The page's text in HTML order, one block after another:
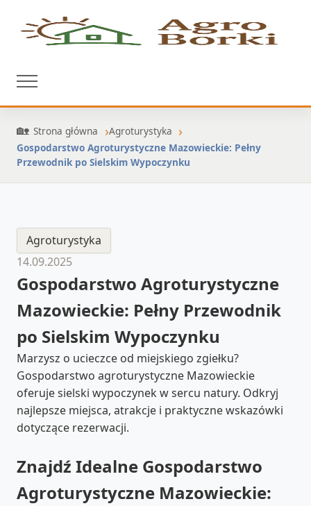
Strona główna
Agroturystyka
Gospodarstwo Agroturystyczne Mazowieckie: Pełny
Przewodnik po Sielskim Wypoczynku
Agroturystyka
14.09.2025
Gospodarstwo Agroturystyczne
Mazowieckie: Pełny Przewodnik
po Sielskim Wypoczynku
Marzysz o ucieczce od miejskiego zgiełku?
Gospodarstwo agroturystyczne Mazowieckie
oferuje sielski wypoczynek w sercu natury. Odkryj
najlepsze miejsca, atrakcje i praktyczne wskazówki
dotyczące rezerwacji.
Znajdź Idealne Gospodarstwo
Agroturystyczne Mazowieckie: